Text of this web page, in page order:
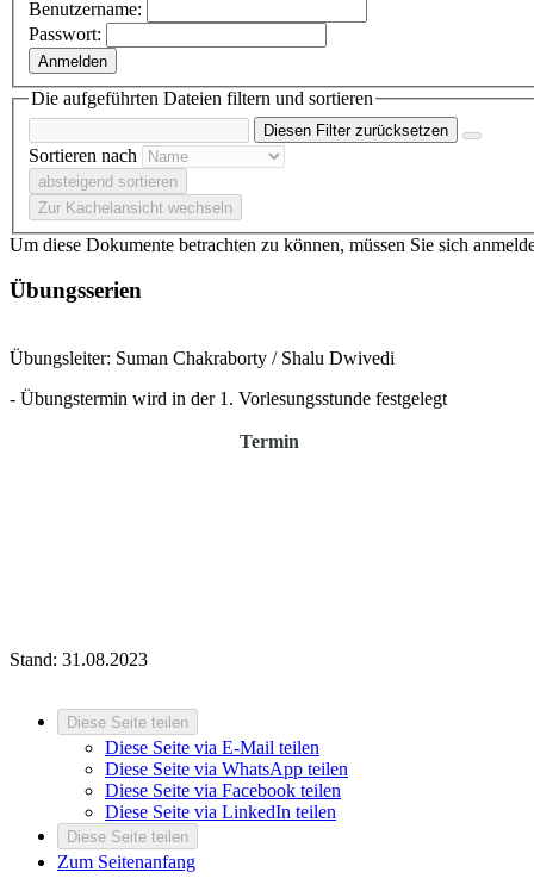
Benutzername:
Passwort:
Anmelden
Die aufgeführten Dateien filtern und sortieren
Diesen Filter zurücksetzen
Sortieren nach
absteigend sortieren
Zur Kachelansicht wechseln
Um diese Dokumente betrachten zu können, müssen Sie sich
Übungsserien
Übungsleiter: Suman Chakraborty / Shalu Dwivedi
- Übungstermin wird in der 1. Vorlesungsstunde festgelegt
Termin
Stand: 31.08.2023
Diese Seite teilen
Diese Seite via E-Mail teilen
Diese Seite via WhatsApp teilen
Diese Seite via Facebook teilen
Diese Seite via LinkedIn teilen
Diese Seite teilen
Zum Seitenanfang